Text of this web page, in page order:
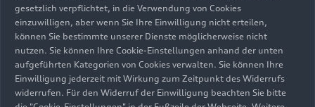
Spesenmanagement und Rechnungsbearbeitung
automatisieren.
Die neue Partnerschaft, in deren Rahmen das
Perk-Logo auf ausgewählten Team-Assets zu
sehen sein wird, ist ein bewusster Schritt hin zu
gesetzlich verpflichtet, in die Verwendung von Cookies
einzuwilligen, aber wenn Sie Ihre Einwilligung nicht erteilen,
können Sie bestimmte unserer Dienste möglicherweise nicht
nutzen. Sie können Ihre Cookie-Einstellungen anhand der unten
aufgeführten Kategorien von Cookies verwalten. Sie können Ihre
Einwilligung jederzeit mit Wirkung zum Zeitpunkt des Widerrufs
widerrufen. Für den Widerruf der Einwilligung beachten Sie bitte